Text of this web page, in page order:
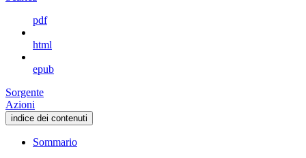
pdf
html
epub
Sorgente
Azioni
indice dei contenuti
Sommario